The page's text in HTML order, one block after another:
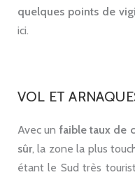
quelques points de
ici.
VOL ET
Avec un faible taux de
sûr, la zone la plus
étant le Sud très